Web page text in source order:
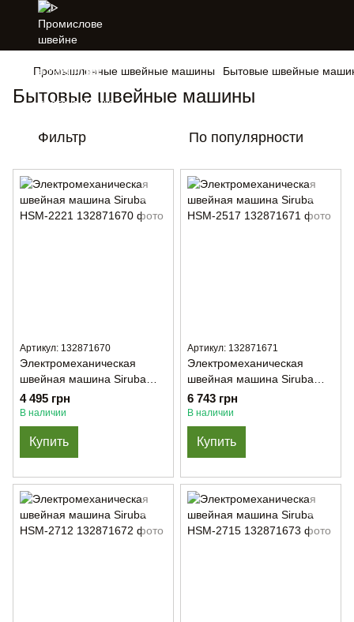
Промышленные швейные машины Бытовые швейные
Бытовые швейные машины
Фильтр По популярности
Артикул: 132871670
Электромеханическая
швейная машина Siruba
HSM-2221
4 495 грн
В наличии
Купить
Артикул: 132871671
Электромеханическая
швейная машина Siruba
HSM-2517
6 743 грн
В наличии
Купить